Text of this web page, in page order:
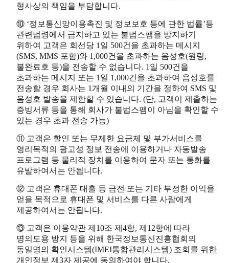
형사상의 책임을 부담합니다.
⑩ ‘정보통신망이용촉진 및 정보보호 등에 관한 법률’등
관련법령에서 금지하고 있는 불법스팸을 방지하기
위하여 고객은 회선당 1일 500건을 초과하는 메시지
(SMS, MMS 포함)와 1,000건을 초과하는 음성호(원링,
불완료호 등)을 전송할 수 없습니다. 1일 500건을
초과하는 메시지 또는 1일 1,000건을 초과하여 음성호를
전송할 경우 회사는 1개월 이내의 기간을 정하여 SMS 및
음성호 발송을 제한할 수 있습니다. (단, 고객이 제출하는
증빙서류 등을 통해 회사가 불법스팸이 아님을 확인할 수
있는 경우 초과 전송 가능)
⑪ 고객은 할인 또는 무제한 요금제 및 부가서비스를
영리목적의 광고성 정보 전송에 이용하거나 자동발송
프로그램 등 물리적 장치를 이용하여 문자 또는 통화를
유발하여서는 안됩니다.
⑫ 고객은 휴대폰 대출 등 금전 또는 기타 부정한 이익을
얻을 목적으로 휴대폰 및 서비스를 다른 사람에게
제공하여서는 안됩니다.
⑬ 고객은 이용약관 제10조 제4항, 제12항에 따라
명의도용 방지 등을 위해 한국정보통신진흥협회의
동일명의 확인시스템(IMEI통합관리시스템) 조회를 위한
개인정보 제3자 제공에 동의하여야 합니다.